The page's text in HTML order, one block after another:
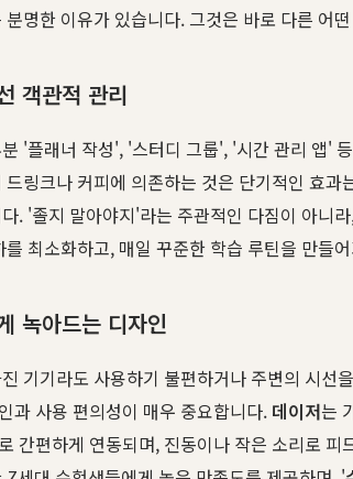
명한 이유가 있습니다. 그것은 바로 다른 어
객관적 관리
'플래너 작성', '스터디 그룹', '시간 관리 앱'
링크나 커피에 의존하는 것은 단기적인 효
. '졸지 말아야지'라는 주관적인 다짐이 아니
최소화하고, 매일 꾸준한 학습 루틴을 만들
녹아드는 디자인
기기라도 사용하기 불편하거나 주변의 시
과 사용 편의성이 매우 중요합니다. 데이저는
간편하게 연동되며, 진동이나 작은 소리로